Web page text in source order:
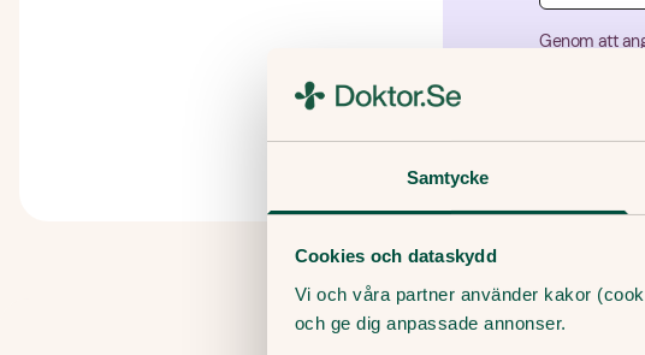
Samtycke
Cookies och dataskydd
Vi och våra partner använder kakor
och ge dig anpassade annonser.
Genom att
Tipsa och dela